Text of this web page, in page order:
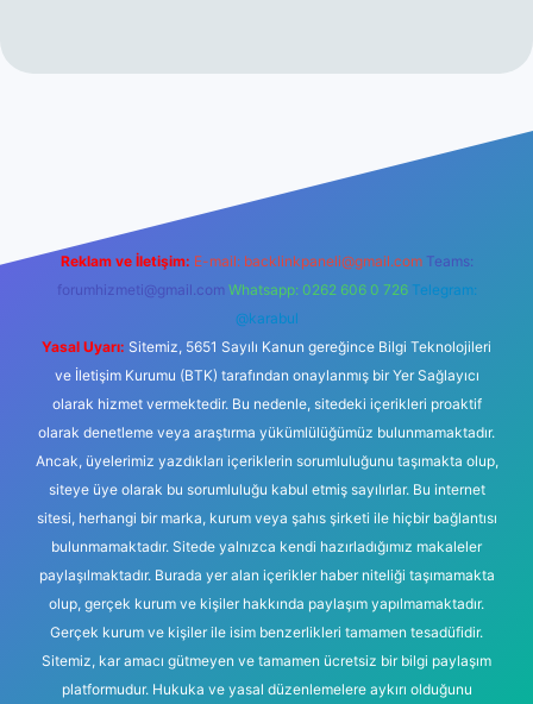
Reklam ve İletişim: E-mail: backlinkpaneli@gmail.com Teams:
forumhizmeti@gmail.com Whatsapp: 0262 606 0 726 Telegram:
@karabul
Yasal Uyarı: Sitemiz, 5651 Sayılı Kanun gereğince Bilgi Teknolojileri
ve İletişim Kurumu (BTK) tarafından onaylanmış bir Yer Sağlayıcı
olarak hizmet vermektedir. Bu nedenle, sitedeki içerikleri proaktif
olarak denetleme veya araştırma yükümlülüğümüz bulunmamaktadır.
Ancak, üyelerimiz yazdıkları içeriklerin sorumluluğunu taşımakta olup,
siteye üye olarak bu sorumluluğu kabul etmiş sayılırlar. Bu internet
sitesi, herhangi bir marka, kurum veya şahıs şirketi ile hiçbir bağlantısı
bulunmamaktadır. Sitede yalnızca kendi hazırladığımız makaleler
paylaşılmaktadır. Burada yer alan içerikler haber niteliği taşımamakta
olup, gerçek kurum ve kişiler hakkında paylaşım yapılmamaktadır.
Gerçek kurum ve kişiler ile isim benzerlikleri tamamen tesadüfidir.
Sitemiz, kar amacı gütmeyen ve tamamen ücretsiz bir bilgi paylaşım
platformudur. Hukuka ve yasal düzenlemelere aykırı olduğunu